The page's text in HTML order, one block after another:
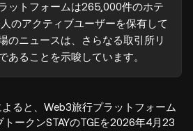
ットフォームは265,000件のホテ
のアクティブユーザーを保有して
のニュースは、さらなる取引所リ
あることを示唆しています。
ると、Web3旅行プラットフォーム
ークンSTAYのTGEを2026年4月23